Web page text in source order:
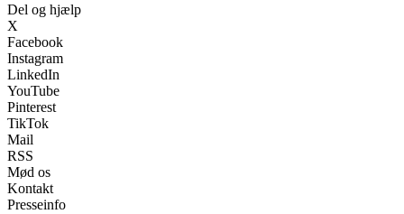
Del og hjælp
X
Facebook
Instagram
LinkedIn
YouTube
Pinterest
TikTok
Mail
RSS
Mød os
Kontakt
Presseinfo